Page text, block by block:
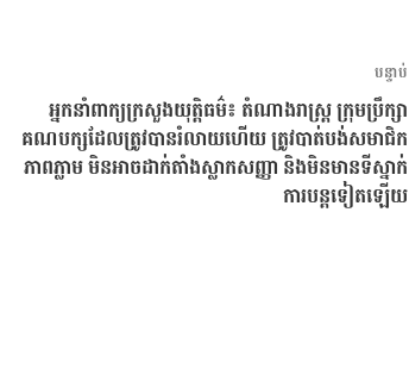
បន្ទាប់
អ្នកនាំពាក្យក្រសួងយុត្តិធម៌៖ តំណាងរាស្ត្រ ក្រុមប្រឹក្សា
គណបក្សដែលត្រូវបានរំលាយហើយ ត្រូវបាត់បង់សមាជិក
ភាពភ្លាម មិនអាចដាក់តាំងស្លាកសញ្ញា និងមិនមានទីស្នាក់
ការបន្តទៀតឡើយ